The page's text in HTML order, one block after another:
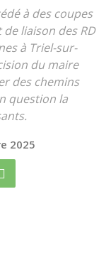
à des coupes
liaison des RD
à Triel-sur-
du maire
des chemins
question la
2025